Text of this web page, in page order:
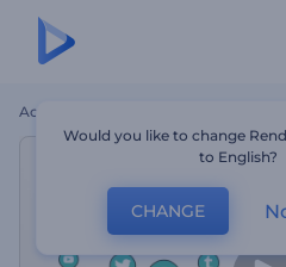
Accueil Promotion
Would you like to change
to English?
CHANGE